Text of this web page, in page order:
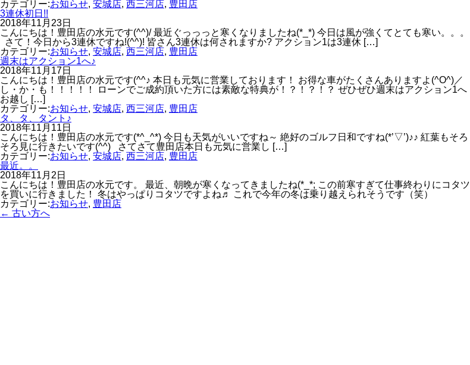
カテゴリー:お知らせ, 安城店, 西三河店, 豊田店
3連休初日!!
2018年11月23日
こんにちは！豊田店の水元です(^^)/ 最近ぐっっっと寒くなりましたね(*_*) 今日は風が強くてとても寒い。。。
さて！今日から3連休ですね!(^^)! 皆さん3連休は何されますか? アクション1は3連休 […]
カテゴリー:お知らせ, 安城店, 西三河店, 豊田店
週末はアクション1へ♪
2018年11月17日
こんにちは！豊田店の水元です(^^♪ 本日も元気に営業しております！ お得な車がたくさんありますよ(^O^)／
し・か・も！！！！！ ローンでご成約頂いた方には素敵な特典が！？！？！？ ぜひぜひ週末はアクション1へ
お越し […]
カテゴリー:お知らせ, 安城店, 西三河店, 豊田店
タ、タ、タント♪
2018年11月11日
こんにちは！豊田店の水元です(*^_^*) 今日も天気がいいですね～ 絶好のゴルフ日和ですね(*’▽’)♪♪ 紅葉もそろ
そろ見に行きたいです(^^) さてさて豊田店本日も元気に営業し […]
カテゴリー:お知らせ, 安城店, 西三河店, 豊田店
最近。。
2018年11月2日
こんにちは！豊田店の水元です。 最近、朝晩が寒くなってきましたね(*_*; この前寒すぎて仕事終わりにコタツ
を買いに行きました！ 冬はやっぱりコタツですよね♬ これで今年の冬は乗り越えられそうです（笑）
カテゴリー:お知らせ, 豊田店
← 古い方へ